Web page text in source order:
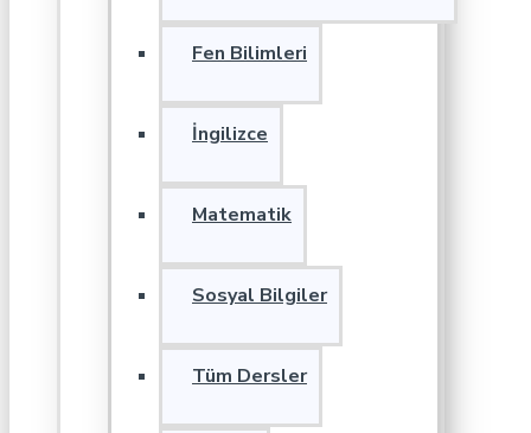
Fen Bilimleri
İngilizce
Matematik
Sosyal Bilgiler
Tüm Dersler